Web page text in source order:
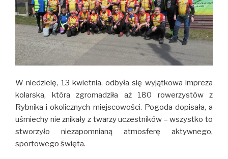
W niedzielę, 13 kwietnia, odbyła się wyjątkowa impreza
kolarska, która zgromadziła aż 180 rowerzystów z
Rybnika i okolicznych miejscowości. Pogoda dopisała, a
uśmiechy nie znikały z twarzy uczestników – wszystko to
stworzyło niezapomnianą atmosferę aktywnego,
sportowego święta.